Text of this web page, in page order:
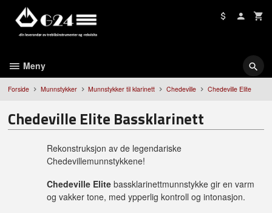
innholdet
Meny
Forside Munnstykker Munnstykker til klarinett Chedeville Chedeville Elite
Chedeville Elite Bassklarinett
Rekonstruksjon av de legendariske
Chedevillemunnstykkene!
Chedeville Elite bassklarinettmunnstykke gir en varm
og vakker tone, med ypperlig kontroll og intonasjon.